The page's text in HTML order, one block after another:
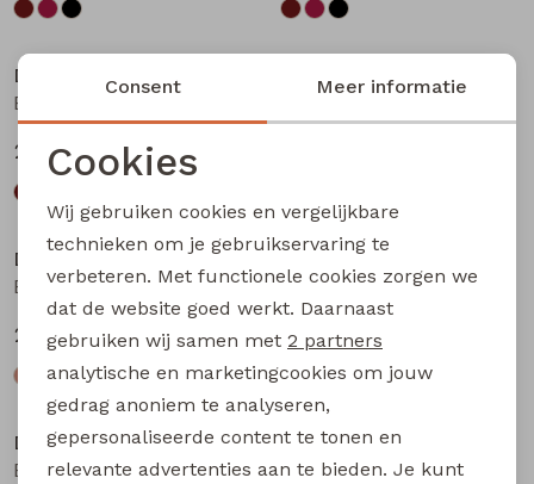
D-zine
24,99
D-zine
D-zine
Babse W20238 meisjes sweatshirt Kit
24,99
D-zine
24,99
D-zine
Babse W20238 meisjes sweatshirt Cyclaam
D-zine
Noodzakelijke cookies
Analytische cookies
Marketing cookies
Consent Meer informatie
Cookies
Wij gebruiken cookies en vergelijkbare
technieken om je gebruikservaring te
verbeteren. Met functionele cookies zorgen we
dat de website goed werkt. Daarnaast
gebruiken wij samen met 2 partners
analytische en marketingcookies om jouw
gedrag anoniem te analyseren,
gepersonaliseerde content te tonen en
relevante advertenties aan te bieden. Je kunt